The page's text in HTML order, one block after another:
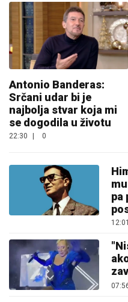
Antonio Banderas:
Srčani udar bi je
najbolja stvar koja mi
se dogodila u životu
22:30 0
pa
12:01